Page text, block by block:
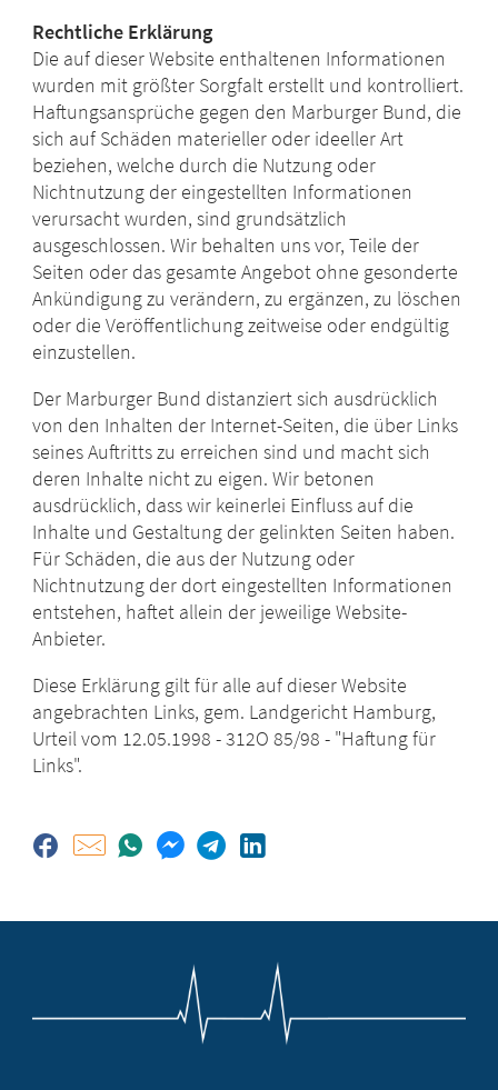
Rechtliche Erklärung
Die auf dieser Website enthaltenen Informationen
wurden mit größter Sorgfalt erstellt und kontrolliert.
Haftungsansprüche gegen den Marburger Bund, die
sich auf Schäden materieller oder ideeller Art
beziehen, welche durch die Nutzung oder
Nichtnutzung der eingestellten Informationen
verursacht wurden, sind grundsätzlich
ausgeschlossen. Wir behalten uns vor, Teile der
Seiten oder das gesamte Angebot ohne gesonderte
Ankündigung zu verändern, zu ergänzen, zu löschen
oder die Veröffentlichung zeitweise oder endgültig
einzustellen.
Der Marburger Bund distanziert sich ausdrücklich
von den Inhalten der Internet-Seiten, die über Links
seines Auftritts zu erreichen sind und macht sich
deren Inhalte nicht zu eigen. Wir betonen
ausdrücklich, dass wir keinerlei Einfluss auf die
Inhalte und Gestaltung der gelinkten Seiten haben.
Für Schäden, die aus der Nutzung oder
Nichtnutzung der dort eingestellten Informationen
entstehen, haftet allein der jeweilige Website-
Anbieter.
Diese Erklärung gilt für alle auf dieser Website
angebrachten Links, gem. Landgericht Hamburg,
Urteil vom 12.05.1998 - 312O 85/98 - "Haftung für
Links".